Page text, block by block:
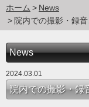
ホーム
News
院内での撮影・録
News
2024.03.01
院内での撮影・録